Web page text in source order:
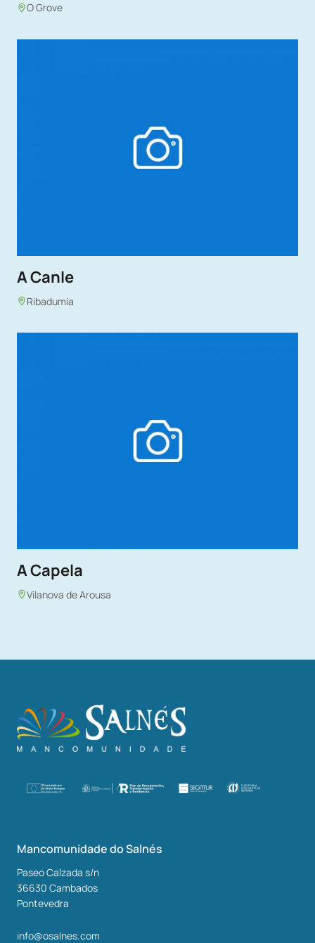
O Grove
A Canle
Ribadumia
A Capela
Vilanova de Arousa
Mancomunidade do Salnés
Paseo Calzada s/n
36630 Cambados
Pontevedra
info@osalnes.com